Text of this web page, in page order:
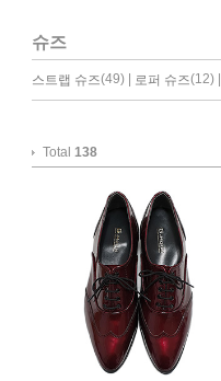
슈즈
스트랩 슈즈(49) | 로퍼 슈즈(12) |
Total 138